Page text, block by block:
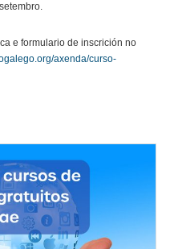
e formulario de inscrición no
axenda/curso-